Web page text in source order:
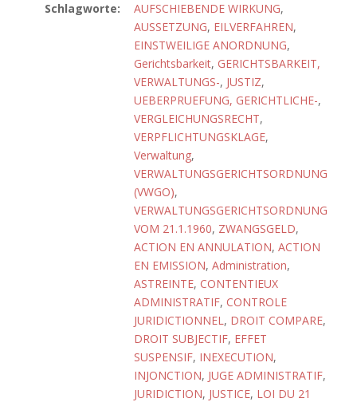
Schlagworte:
AUFSCHIEBENDE WIRKUNG,
AUSSETZUNG, EILVERFAHREN,
EINSTWEILIGE ANORDNUNG,
Gerichtsbarkeit, GERICHTSBARKEIT,
VERWALTUNGS-, JUSTIZ,
UEBERPRUEFUNG, GERICHTLICHE-,
VERGLEICHUNGSRECHT,
VERPFLICHTUNGSKLAGE,
Verwaltung,
VERWALTUNGSGERICHTSORDNUNG
(VWGO),
VERWALTUNGSGERICHTSORDNUNG
VOM 21.1.1960, ZWANGSGELD,
ACTION EN ANNULATION, ACTION
EN EMISSION, Administration,
ASTREINTE, CONTENTIEUX
ADMINISTRATIF, CONTROLE
JURIDICTIONNEL, DROIT COMPARE,
DROIT SUBJECTIF, EFFET
SUSPENSIF, INEXECUTION,
INJONCTION, JUGE ADMINISTRATIF,
JURIDICTION, JUSTICE, LOI DU 21